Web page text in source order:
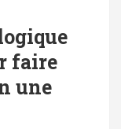
faire
une